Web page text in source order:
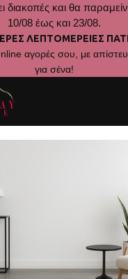
διακοπές και θα
10/08 έως και 23/08.
ΛΕΠΤΟΜΕΡΕΙΕΣ
αγορές σου, με
για σένα!